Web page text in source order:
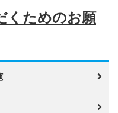
くためのお願